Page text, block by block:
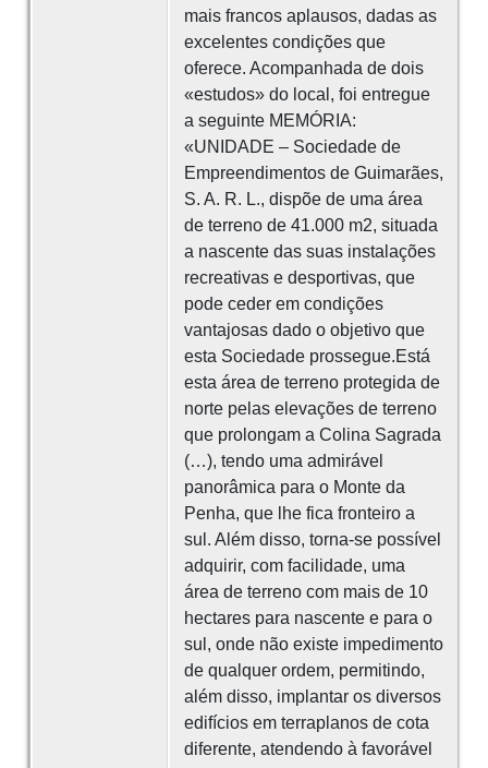
mais francos aplausos, dadas as
excelentes condições que
oferece. Acompanhada de dois
«estudos» do local, foi entregue
a seguinte MEMÓRIA:
«UNIDADE – Sociedade de
Empreendimentos de Guimarães,
S. A. R. L., dispõe de uma área
de terreno de 41.000 m2, situada
a nascente das suas instalações
recreativas e desportivas, que
pode ceder em condições
vantajosas dado o objetivo que
esta Sociedade prossegue.Está
esta área de terreno protegida de
norte pelas elevações de terreno
que prolongam a Colina Sagrada
(…), tendo uma admirável
panorâmica para o Monte da
Penha, que lhe fica fronteiro a
sul. Além disso, torna-se possível
adquirir, com facilidade, uma
área de terreno com mais de 10
hectares para nascente e para o
sul, onde não existe impedimento
de qualquer ordem, permitindo,
além disso, implantar os diversos
edifícios em terraplanos de cota
diferente, atendendo à favorável